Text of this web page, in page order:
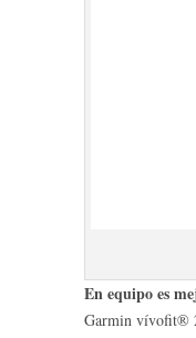
En equipo es
Garmin vívofit®